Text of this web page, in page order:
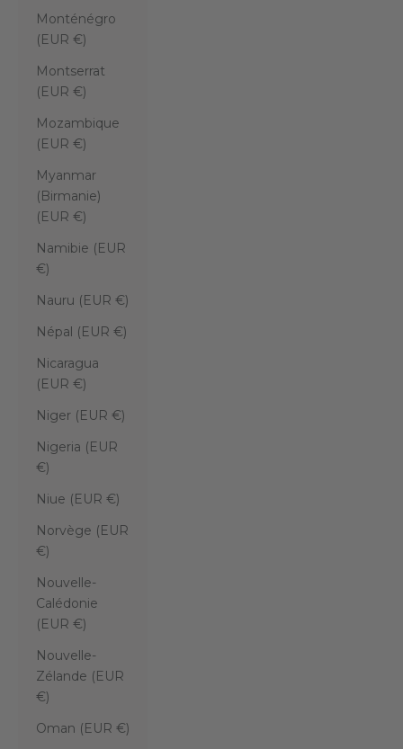
Monténégro
(EUR €)
Montserrat
(EUR €)
Mozambique
(EUR €)
Myanmar
(Birmanie)
(EUR €)
Namibie (EUR
€)
Nauru (EUR €)
Népal (EUR €)
Nicaragua
(EUR €)
Niger (EUR €)
Nigeria (EUR
€)
Niue (EUR €)
Norvège (EUR
€)
Nouvelle-
Calédonie
(EUR €)
Nouvelle-
Zélande (EUR
€)
Oman (EUR €)